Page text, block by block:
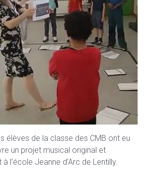
élèves de la classe des CMB ont eu
un projet musical original et
l’école Jeanne d’Arc de Lentilly.